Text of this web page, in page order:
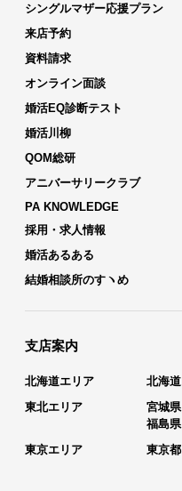
シングルマザー応援プラン
来店予約
資料請求
オンライン面談
婚活EQ診断テスト
婚活川柳
QOM総研
アニバーサリークラブ
PA KNOWLEDGE
採用・求人情報
婚活あるある
結婚相談所のすヽめ
支店案内
北海道エリア 北海道
東北エリア
宮城県
福島県
東京エリア
東京都